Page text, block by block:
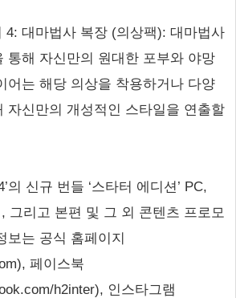
4: 대마법사 복장 (의상팩): 대마법사
통해 자신만의 원대한 포부와 야망
어는 해당 의상을 착용하거나 다양
자신만의 개성적인 스타일을 연출할
의 신규 번들 ‘스타터 에디션’ PC,
그리고 본편 및 그 외 콘텐츠 프로모
보는 공식 홈페이지
페이스북
h2inter), 인스타그램